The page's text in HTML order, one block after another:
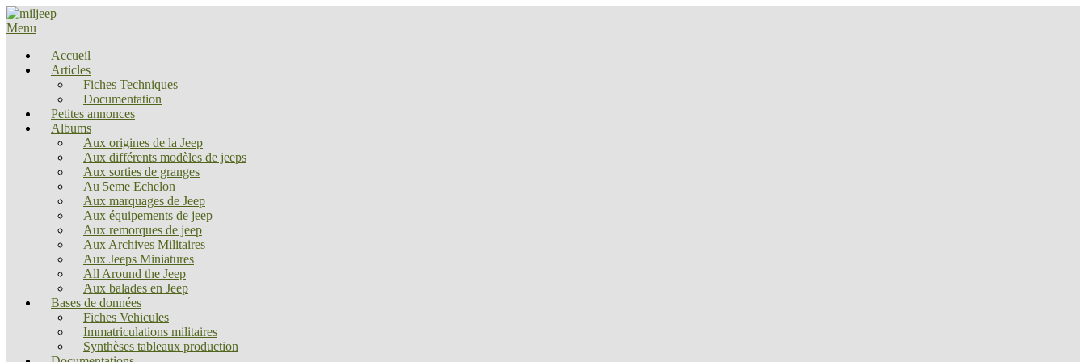
Menu
Accueil
Articles
Fiches Techniques
Documentation
Petites annonces
Albums
Aux origines de la Jeep
Aux différents modèles de jeeps
Aux sorties de granges
Au 5eme Echelon
Aux marquages de Jeep
Aux équipements de jeep
Aux remorques de jeep
Aux Archives Militaires
Aux Jeeps Miniatures
All Around the Jeep
Aux balades en Jeep
Bases de données
Fiches Vehicules
Immatriculations militaires
Synthèses tableaux production